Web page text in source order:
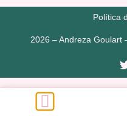
Política
2026 – Andreza Goulart